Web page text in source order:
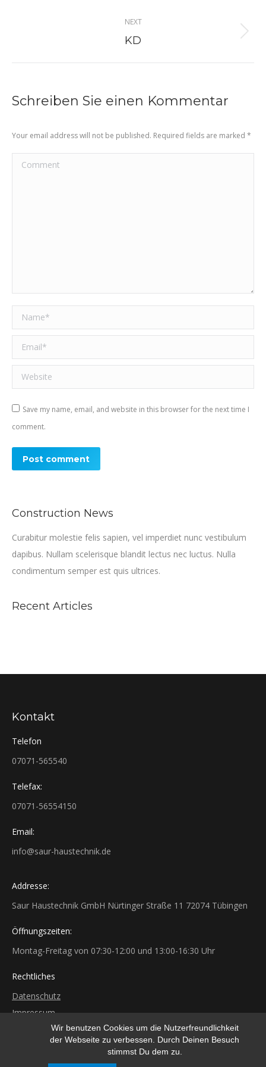
Wir benutzen Cookies um die Nutzerfreundlichkeit
der Webseite zu verbessen. Durch Deinen Besuch
stimmst Du dem zu.
NEXT
Next
KD
Schreiben Sie einen Kommentar
Your email address will not be published. Required fields are marked *
Comment
Name *
Email *
Website
Save my name, email, and website in this browser for the next time I
comment.
Post comment
Construction News
Curabitur molestie felis sapien, vel imperdiet nunc vestibulum
dapibus. Nullam scelerisque blandit lectus nec luctus. Nulla
condimentum semper est quis ultrices.
Recent Articles
Kontakt
Telefon
07071-565540
Telefax:
07071-56554150
Email:
info@saur-haustechnik.de
Addresse:
Saur Haustechnik GmbH Nürtinger Straße 11 72074 Tübingen
Öffnungszeiten:
Montag-Freitag von 07:30-12:00 und 13:00-16:30 Uhr
Rechtliches
Datenschutz
Impressum
© Saur Haustechnik GmbH 2017